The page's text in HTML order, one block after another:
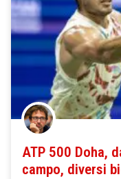
ATP 500 Doha,
campo, diversi